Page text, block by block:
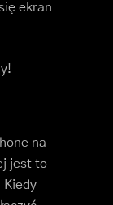
ekran
na
jest to
Kiedy